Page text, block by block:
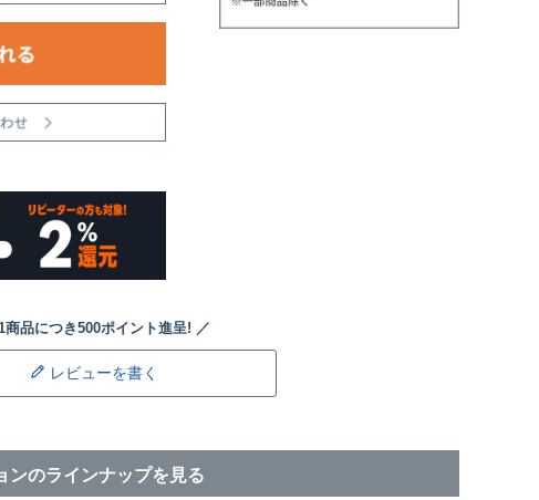
レビューを書く
ンのラインナップを見る